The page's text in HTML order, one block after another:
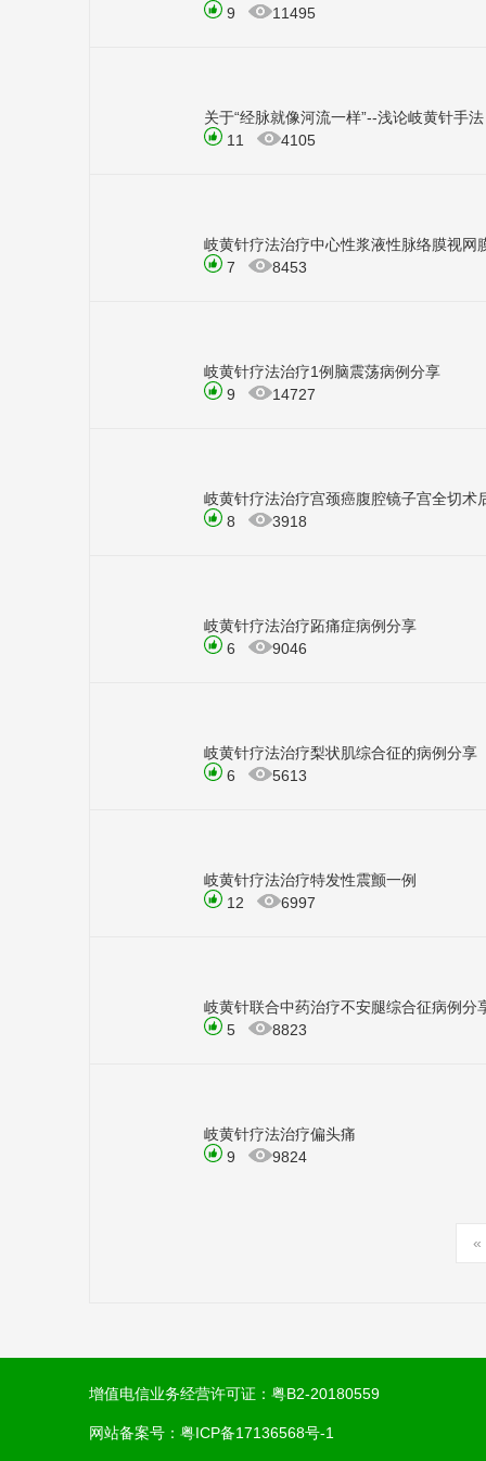
9
11495
关于“经脉就像河流一样”--浅论岐黄针手法
11
4105
岐黄针疗法治疗中心性浆液性脉络膜视网
7
8453
岐黄针疗法治疗1例脑震荡病例分享
9
14727
岐黄针疗法治疗宫颈癌腹腔镜子宫全切术
8
3918
岐黄针疗法治疗跖痛症病例分享
6
9046
岐黄针疗法治疗梨状肌综合征的病例分享
6
5613
岐黄针疗法治疗特发性震颤一例
12
6997
岐黄针联合中药治疗不安腿综合征病例分
5
8823
岐黄针疗法治疗偏头痛
9
9824
«
增值电信业务经营许可证： 粤B2-20180559
网站备案号： 粤ICP备17136568号-1